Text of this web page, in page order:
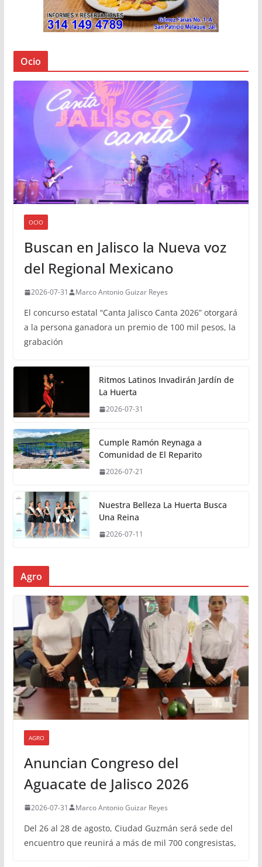
Ocio
OCIO
Buscan en Jalisco la Nueva voz
del Regional Mexicano
2026-07-31 Marco Antonio Guizar Reyes
El concurso estatal “Canta Jalisco Canta 2026” otorgará
a la persona ganadora un premio de 100 mil pesos, la
grabación
Ritmos Latinos Invadirán Jardín de
La Huerta
2026-07-31
Cumple Ramón Reynaga a
Comunidad de El Reparito
2026-07-21
Nuestra Belleza La Huerta Busca
Una Reina
2026-07-11
Agro
AGRO
Anuncian Congreso del
Aguacate de Jalisco 2026
2026-07-31 Marco Antonio Guizar Reyes
Del 26 al 28 de agosto, Ciudad Guzmán será sede del
encuentro que reunirá a más de mil 700 congresistas,